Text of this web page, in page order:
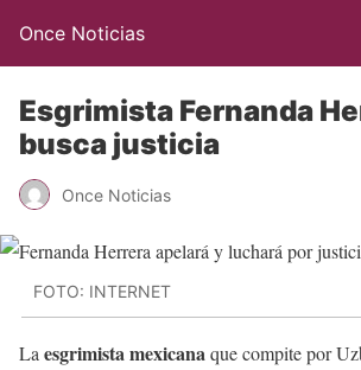
Once Noticias
Esgrimista Fernanda
busca justicia
Once Noticias
FOTO: INTERNET
La esgrimista mexicanaque compite por